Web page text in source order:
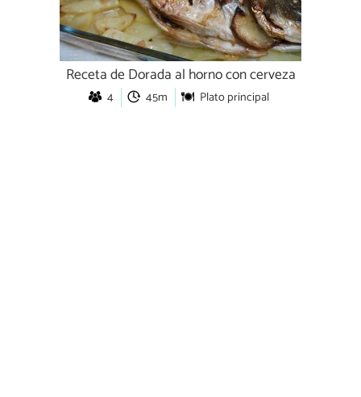
Receta de Dorada al horno con cerveza
4 45m Plato principal